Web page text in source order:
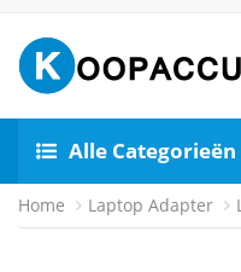
Alle Categorieën
Home Laptop Adapter